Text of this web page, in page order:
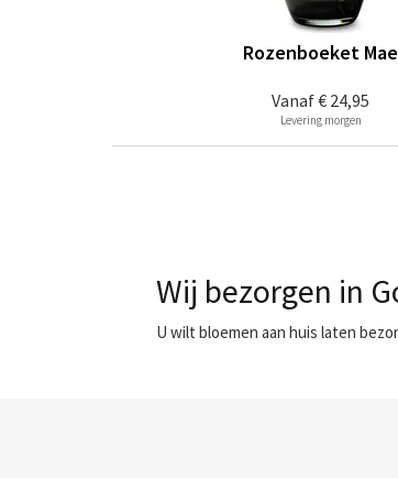
Vanaf€ 24,95
Rozenboeket Mae
Levering morgen
Wij bezorgen in
U wilt bloemen aan huis laten